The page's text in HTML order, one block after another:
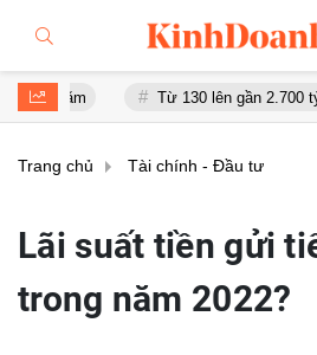
Từ 130 lên gần 2.700 tỷ đồng -
Trang chủ Tài chính - Đầu tư
Lãi suất tiền gửi
trong năm 2022?